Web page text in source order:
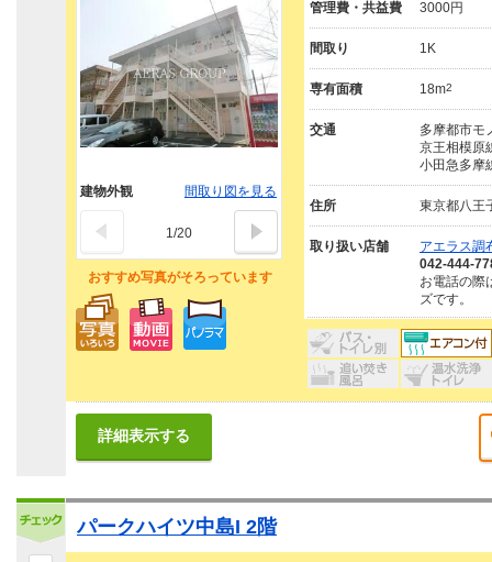
おすすめ写真がそろっています
建物外観 間取り図を見る
1/20
管理費・共益費 3000円
間取り 1K
専有面積 18m2
交通
多摩都市モ
京王相模原
小田急多摩
住所 東京都八王
取り扱い店舗
アエラス調
042-444-
お電話の際
ズです。
詳細表示する
パークハイツ中島I 2階